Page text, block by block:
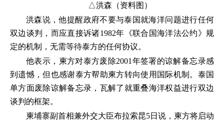
△洪森（资料图）
洪森说，他提醒政府不要与泰国就海洋问题进行任何
双边谈判，而应直接诉诸1982年《联合国海洋法公约》规
定的机制，无需等待泰方的任何协议。
他表示，柬方对泰方废除2001年签署的谅解备忘录感
到遗憾，但也感谢泰方帮助柬方转向使用国际机制。泰国
单方面废除谅解备忘录，瓦解了就重叠海洋权益进行双边
谈判的框架。
柬埔寨副首相兼外交大臣布拉索昆5日说，柬方将启动